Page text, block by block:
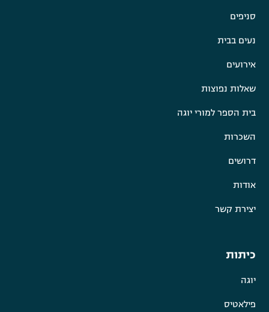
סניפים
נעים בבית
אירועים
שאלות נפוצות
בית הספר למורי יוגה
השכרות
דרושים
אודות
יצירת קשר
כיתות
יוגה
פילאטיס